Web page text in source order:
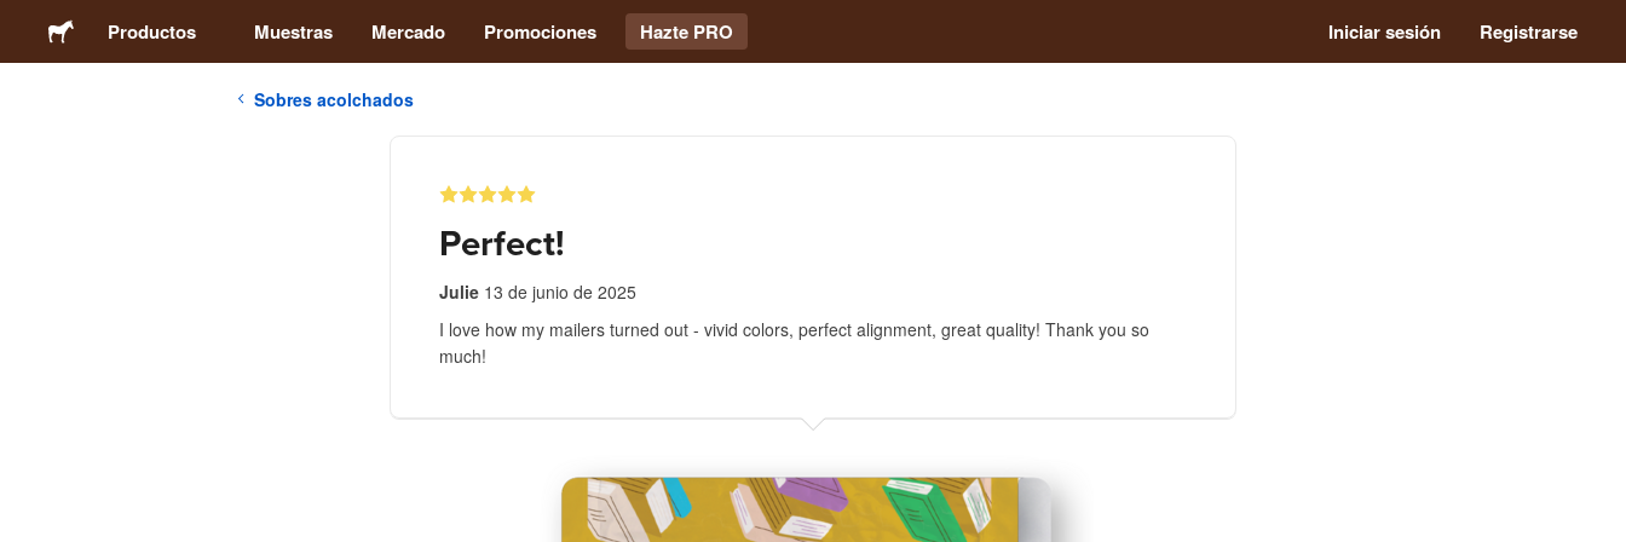
Productos Muestras Mercado Promociones Hazte PRO Iniciar sesión Registrarse
Sobres acolchados
Perfect!
Julie 13 de junio de 2025
I love how my mailers turned out - vivid colors, perfect alignment, great quality! Thank you so
much!